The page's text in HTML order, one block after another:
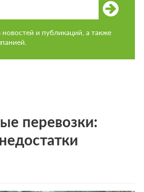
и публикаций, а также
перевозки: